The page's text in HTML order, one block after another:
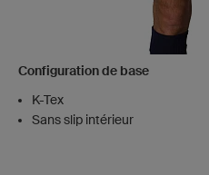
Configuration de base
K-Tex
Sans slip intérieur